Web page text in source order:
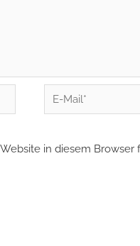
E-
Mail*
in diesem